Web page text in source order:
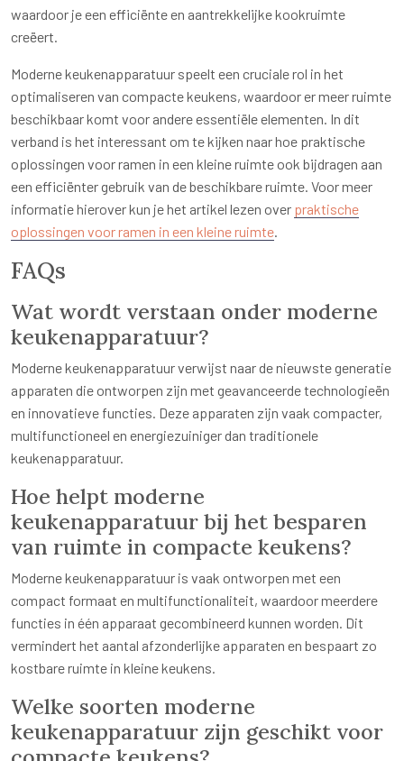
waardoor je een efficiënte en aantrekkelijke kookruimte
creëert.
Moderne keukenapparatuur speelt een cruciale rol in het
optimaliseren van compacte keukens, waardoor er meer ruimte
beschikbaar komt voor andere essentiële elementen. In dit
verband is het interessant om te kijken naar hoe praktische
oplossingen voor ramen in een kleine ruimte ook bijdragen aan
een efficiënter gebruik van de beschikbare ruimte. Voor meer
informatie hierover kun je het artikel lezen over praktische
oplossingen voor ramen in een kleine ruimte
FAQs
Wat wordt verstaan onder moderne
keukenapparatuur?
Moderne keukenapparatuur verwijst naar de nieuwste generatie
apparaten die ontworpen zijn met geavanceerde technologieën
en innovatieve functies. Deze apparaten zijn vaak compacter,
multifunctioneel en energiezuiniger dan traditionele
keukenapparatuur.
Hoe helpt moderne
keukenapparatuur bij het besparen
van ruimte in compacte keukens?
Moderne keukenapparatuur is vaak ontworpen met een
compact formaat en multifunctionaliteit, waardoor meerdere
functies in één apparaat gecombineerd kunnen worden. Dit
vermindert het aantal afzonderlijke apparaten en bespaart zo
kostbare ruimte in kleine keukens.
Welke soorten moderne
keukenapparatuur zijn geschikt voor